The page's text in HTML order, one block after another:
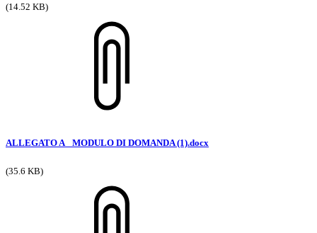
(14.52 KB)
ALLEGATO A_ MODULO DI DOMANDA (1).docx
(35.6 KB)